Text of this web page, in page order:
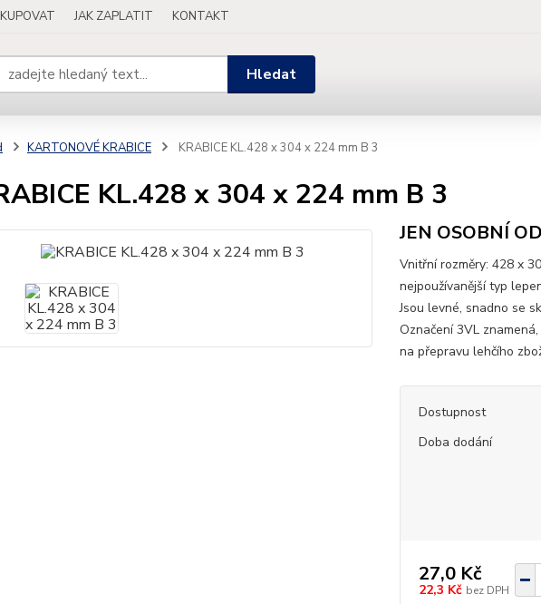
JAK ZAPLATIT KONTAKT
Hledat
KARTONOVÉ KRABICE KRABICE KL.428 x 304 x 224 mm B 3
KL.428 x 304 x 224 mm B 3
JEN OSOBNÍ
Vnitřní rozměry: 428 x
nejpoužívanější typ
Jsou levné, snadno se
Označení 3VL
na přepravu lehčího
Dostupnost
Doba dodání
27,0 Kč
22,3 Kč bez DPH